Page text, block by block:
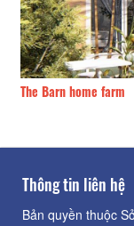
The Barn home farm
Thông tin liên hệ
Bản quyền thuộc